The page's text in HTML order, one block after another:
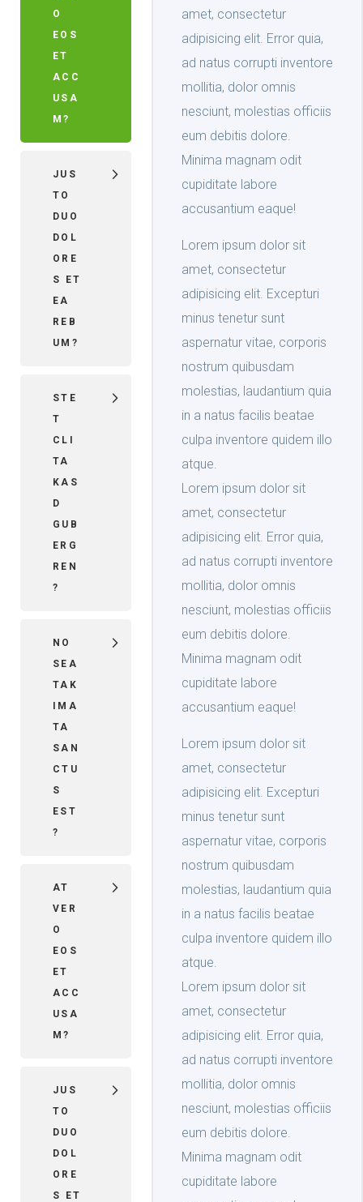
O
EOS
ET
ACC
USA
M?
JUS
TO
DUO
DOL
ORE
S ET
EA
REB
UM?
STE
T
CLI
TA
KAS
D
GUB
ERG
REN
?
NO
SEA
TAK
IMA
TA
SAN
CTU
S
EST
?
AT
VER
O
EOS
ET
ACC
USA
M?
JUS
TO
DUO
DOL
ORE
S ET
amet, consectetur
adipisicing elit. Error quia,
ad natus corrupti inventore
mollitia, dolor omnis
nesciunt, molestias officiis
eum debitis dolore.
Minima magnam odit
cupiditate labore
accusantium eaque!
Lorem ipsum dolor sit
amet, consectetur
adipisicing elit. Excepturi
minus tenetur sunt
aspernatur vitae, corporis
nostrum quibusdam
molestias, laudantium quia
in a natus facilis beatae
culpa inventore quidem illo
atque.
Lorem ipsum dolor sit
amet, consectetur
adipisicing elit. Error quia,
ad natus corrupti inventore
mollitia, dolor omnis
nesciunt, molestias officiis
eum debitis dolore.
Minima magnam odit
cupiditate labore
accusantium eaque!
Lorem ipsum dolor sit
amet, consectetur
adipisicing elit. Excepturi
minus tenetur sunt
aspernatur vitae, corporis
nostrum quibusdam
molestias, laudantium quia
in a natus facilis beatae
culpa inventore quidem illo
atque.
Lorem ipsum dolor sit
amet, consectetur
adipisicing elit. Error quia,
ad natus corrupti inventore
mollitia, dolor omnis
nesciunt, molestias officiis
eum debitis dolore.
Minima magnam odit
cupiditate labore